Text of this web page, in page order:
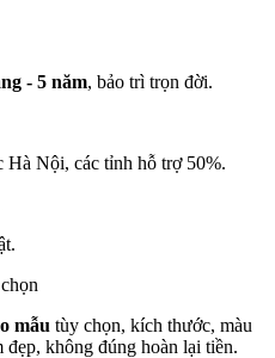
- 5 năm, bảo trì trọn đời.
Hà Nội, các tỉnh hỗ trợ 50%.
mẫu tùy chọn, kích thước, màu
đẹp, không đúng hoàn lại tiền.